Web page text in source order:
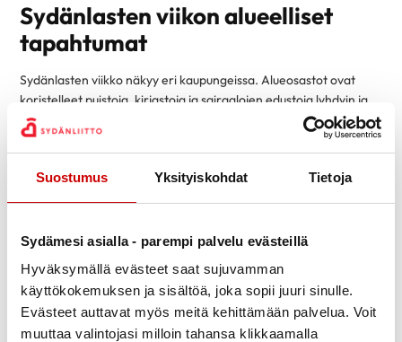
Suostumus Yksityiskohdat Tietoja
Sydämesi asialla - parempi palvelu evästeillä
Hyväksymällä evästeet saat sujuvamman
käyttökokemuksen ja sisältöä, joka sopii juuri sinulle.
Evästeet auttavat myös meitä kehittämään palvelua. Voit
muuttaa valintojasi milloin tahansa klikkaamalla
Sydänlasten viikon alueelliset
tapahtumat
Sydänlasten viikko näkyy eri kaupungeissa. Alueosastot ovat
koristelleet puistoja, kirjastoja ja sairaalojen edustoja lyhdyin ja
sydämin. Käykää ihastelemassa ja lukemassa tarinoita
sydänperheiden elämästä.
Jyväskylä, kirkkopuisto
Kerava, kirjaston puisto
Lahti, Pikku-Veskun puisto
Oulu, Ainolan puisto
Pori, Kirjurinluoto
Rovaniemi, pääkirjasto
Siilinjärvi, Virkistyskylpylä Fontanella
Turku, Brahenpuisto